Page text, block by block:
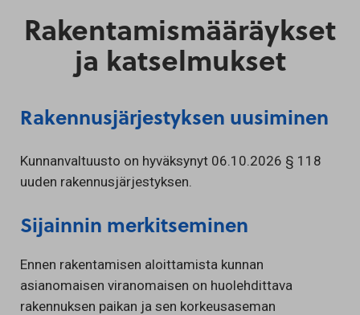
Rakentamismääräykset
ja katselmukset
Rakennusjärjestyksen uusiminen
Kunnanvaltuusto on hyväksynyt 06.10.2026 § 118
uuden rakennusjärjestyksen.
Sijainnin merkitseminen
Ennen rakentamisen aloittamista kunnan
asianomaisen viranomaisen on huolehdittava
rakennuksen paikan ja sen korkeusaseman